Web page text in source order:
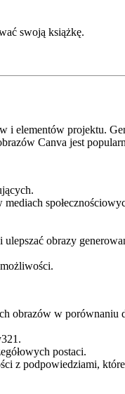
swoją książkę.
i elementów projektu.
Canva jest
obrazy
obrazów w porównaniu
postaci.
z podpowiedziami,